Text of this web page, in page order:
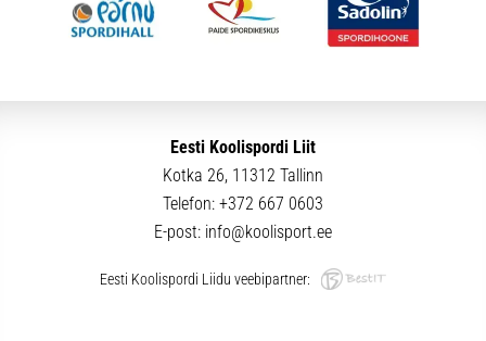
Eesti Koolispordi Liit
Kotka 26, 11312 Tallinn
Telefon: +372 667 0603
E-post: info@koolisport.ee
Eesti Koolispordi Liidu veebipartner: